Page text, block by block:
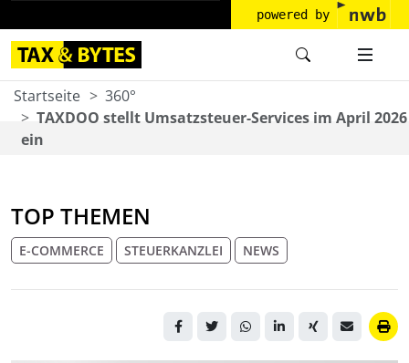
powered by
Startseite
360°
TAXDOO stellt Umsatzsteuer-Services im April 2026
ein
TOP THEMEN
E-COMMERCE STEUERKANZLEI NEWS